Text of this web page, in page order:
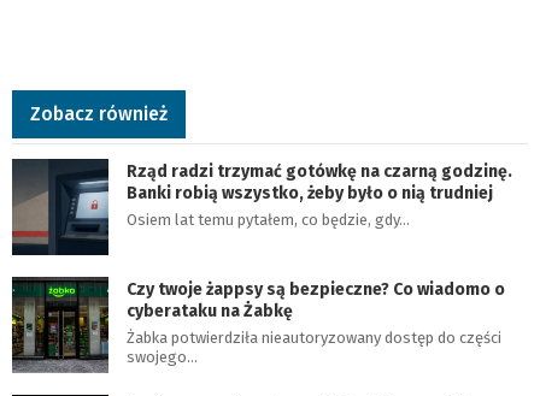
Zobacz również
Rząd radzi trzymać gotówkę na czarną godzinę.
Banki robią wszystko, żeby było o nią trudniej
Osiem lat temu pytałem, co będzie, gdy…
Czy twoje żappsy są bezpieczne? Co wiadomo o
cyberataku na Żabkę
Żabka potwierdziła nieautoryzowany dostęp do części
swojego…